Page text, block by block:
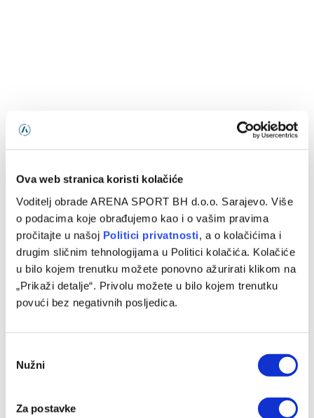
Ova web stranica koristi kolačiće
Voditelj obrade ARENA SPORT BH d.o.o. Sarajevo. Više
o podacima koje obrađujemo kao i o vašim pravima
pročitajte u našoj Politici privatnosti, a o kolačićima i
drugim sličnim tehnologijama u Politici kolačića. Kolačiće
u bilo kojem trenutku možete ponovno ažurirati klikom na
„Prikaži detalje“. Privolu možete u bilo kojem trenutku
povući bez negativnih posljedica.
Selection
Nužni
Za postavke
Crystal Palace Leicester City Manchester United
Nottingham Forest Premier League Tottenham
West Ham United
Facebook WhatsApp
Email
Copy
PRETHODNI ČLANAK